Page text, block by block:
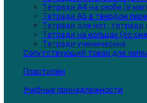
Тетради А4 на скобе (в
Тетради А5 в твердом
Тетради для нот, тетради
Тетради на кольцах (со
Тетради ученические
Сопутствующий товар для
Пластилин
Учебные принадлежности